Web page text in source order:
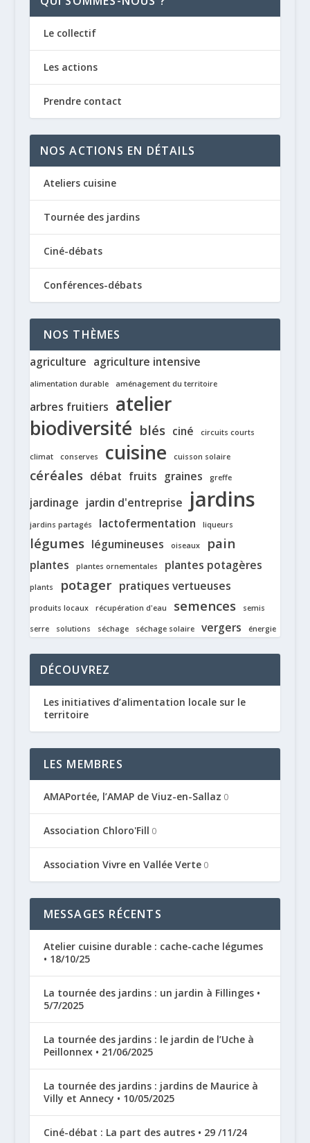
Le collectif
Les actions
Prendre contact
NOS ACTIONS EN DÉTAILS
Ateliers cuisine
Tournée des jardins
Ciné-débats
Conférences-débats
NOS THÈMES
agriculture agriculture intensive
alimentation durable aménagement du territoire
arbres fruitiers atelier
biodiversité blés ciné circuits courts
climat conserves cuisine cuisson solaire
céréales débat fruits graines greffe
jardinage jardin d'entreprise jardins
jardins partagés lactofermentation liqueurs
légumes légumineuses oiseaux pain
plantes plantes ornementales plantes potagères
plants potager pratiques vertueuses
produits locaux récupération d'eau semences semis
serre solutions séchage séchage solaire vergers énergie
DÉCOUVREZ
Les initiatives d’alimentation locale sur le
territoire
LES MEMBRES
AMAPortée, l’AMAP de Viuz-en-Sallaz 0
Association Chloro'Fill 0
Association Vivre en Vallée Verte0
MESSAGES RÉCENTS
Atelier cuisine durable : cache-cache légumes
• 18/10/25
La tournée des jardins : un jardin à Fillinges •
5/7/2025
La tournée des jardins : le jardin de l’Uche à
Peillonnex • 21/06/2025
La tournée des jardins : jardins de Maurice à
Villy et Annecy • 10/05/2025
Ciné-débat : La part des autres • 29 /11/24